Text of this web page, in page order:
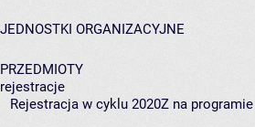
JEDNOSTKI ORGANIZACYJNE
PRZEDMIOTY
rejestracje
Rejestracja w cyklu 2020Z na